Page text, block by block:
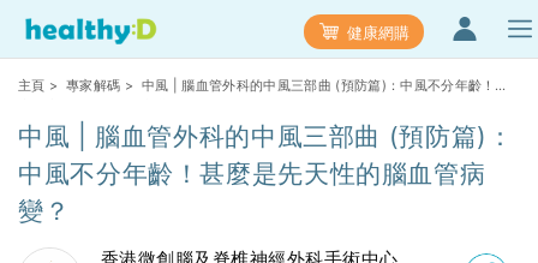
健康網購
主頁 > 專家解碼 > 中風 | 腦血管外科的中風三部曲 (預防篇)：中風不分年齡！甚
中風 | 腦血管外科的中風三部曲 (預防篇)：
中風不分年齡！甚麼是先天性的腦血管病
變？
香港微創腦及脊椎神經外科手術中心